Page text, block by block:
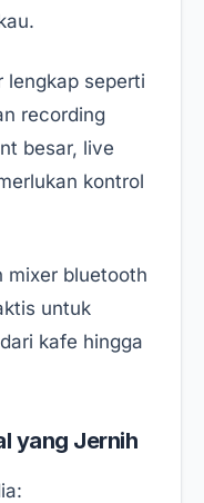
lengkap seperti
recording
besar, live
kontrol
mixer bluetooth
untuk
kafe hingga
yang Jernih